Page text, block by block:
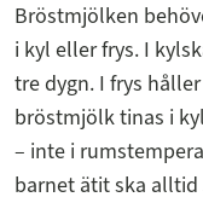
Bröstmjölken
i kyl eller frys. I
tre dygn. I frys
bröstmjölk tinas i
– inte i
barnet ätit ska alltid